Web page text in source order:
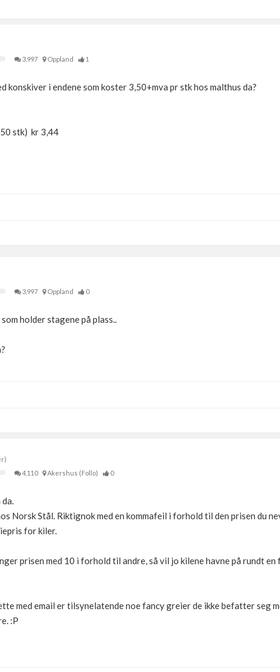
3,997 Oppland 1
konskiver i endene som koster 3,50+mva pr stk hos malthus da?
stk) kr 3,44
3,997 Oppland 0
holder stagene på plass..
4,110 Akershus (Follo) 0
Norsk Stål. Riktignok med en kommafeil i forhold til den prisen du
for kiler.
prisen med 10 i forhold til andre, så vil jo kilene havne på rundt en
med email er tilsynelatende noe fancy greier de ikke befatter seg
:P